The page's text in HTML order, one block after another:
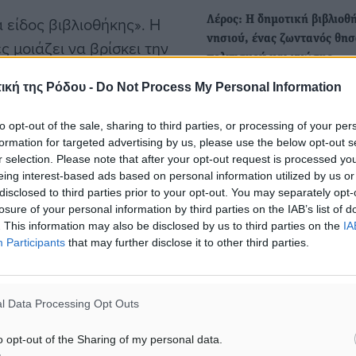
της Ρόδου - Do Not Process My Personal Information
opt-out of the sale, sharing to third parties, or processing of your
for targeted advertising by us, please use the below opt-out
selection. Please note that after your opt-out request is processed
interest-based ads based on personal information utilized by us
to third parties prior to your opt-out. You may separately
of your personal information by third parties on the IAB’s list of
This information may also be disclosed by us to third parties on the
Participants that may further disclose it to other third parties.
Data Processing Opt Outs
opt-out of the Sharing of my personal data.
βιβλιοθήκης». Η
να βρίσκει την
χώρους της
από το 1947 στο
Πόλη και διαθέτει
Σήμερα, ενσωματώνει
προσφέροντας
ψηφιοποιημένο
της Βιβλιοθήκης,
στην εποχή της
Λέρος: Η δημοτική
νησιού, ένας ζωντανός
πολιτισμού και γνώσης
Γεννημένη σε ένα νησί με
παθιασμένους με το…
Εορτασμός Έπαρσης της
Ελληνικής Σημαίας στη
Μαρτίου 1947
Ο Δήμος Ρόδου τιμά μια
πλέον ιστορικές και